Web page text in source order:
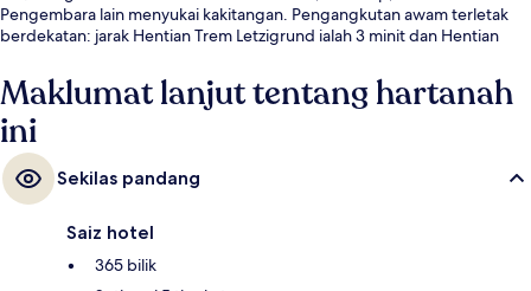
Pengembara lain menyukai kakitangan. Pengangkutan awam terletak
berdekatan: jarak Hentian Trem Letzigrund ialah 3 minit dan Hentian
Maklumat lanjut tentang hartanah
ini
Sekilas pandang
Saiz hotel
365 bilik